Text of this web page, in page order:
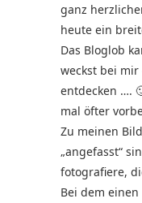
ganz
heute ein
Das Bloglob
weckst bei
entdecken ….
mal öfter
Zu meinen
„angefasst“
fotografiere,
Bei dem